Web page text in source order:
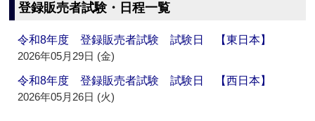
登録販売者試験・日程一覧
令和8年度 登録販売者試験 試験日 【東日本】
2026年05月29日 (金)
令和8年度 登録販売者試験 試験日 【西日本】
2026年05月26日 (火)